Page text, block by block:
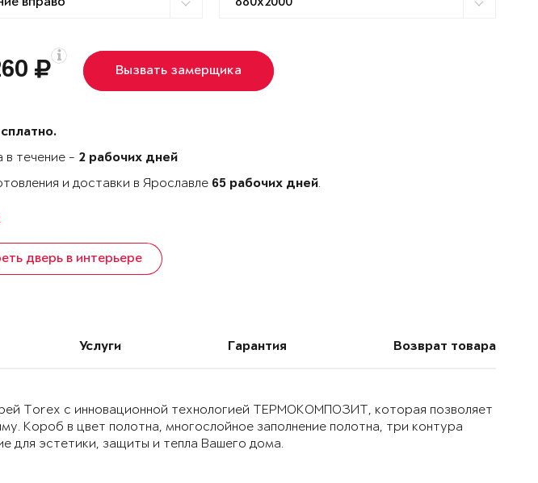
Вызвать замерщика
в течение - 2 рабочих дней
и доставки в Ярославле 65 рабочих дней.
дверь в интерьере
Услуги Гарантия Возврат товара
Torex с инновационной технологией ТЕРМОКОМПОЗИТ, которая позволяет
Короб в цвет полотна, многослойное заполнение полотна, три контура
для эстетики, защиты и тепла Вашего дома.